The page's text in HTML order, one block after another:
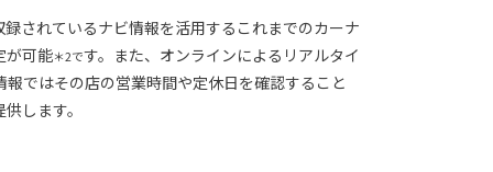
されているナビ情報を活用するこれまでのカーナ
が可能＊2です。また、オンラインによるリアルタイ
ではその店の営業時間や定休日を確認すること
します。